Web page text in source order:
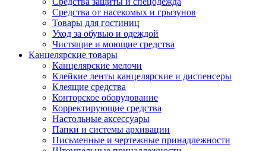
Средства от насекомых и грызунов
Товары для гостиниц
Уход за обувью и одеждой
Чистящие и моющие средства
Канцелярские товары
Канцелярские мелочи
Клейкие ленты канцелярские и диспенсеры
Клеящие средства
Конторское оборудование
Корректирующие средства
Настольные аксессуары
Папки и системы архивации
Письменные и чертежные принадлежности